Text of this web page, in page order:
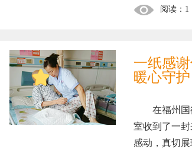
阅读：1
一纸感
暖心守护
在福州国德
室收到了一
感动，真切